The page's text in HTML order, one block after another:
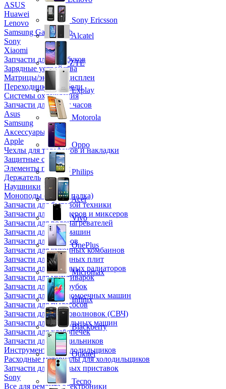
ASUS
Huawei
Lenovo
Samsung Galaxy Tab
Sony
Xiaomi
Запчасти для ноутбуков
Зарядные устройства
Матрицы/экраны/дисплеи
Переходники и кабели
Системы охлаждения
Запчасти для смарт часов
Asus
Samsung
Аксессуары
Apple
Чехлы для телефонов и накладки
Защитные стекла
Элементы питания
Держатель
Наушники
Моноподы (Селфи палка)
Запчасти для бытовой техники
Запчасти для блендеров и миксеров
Запчасти для водонагревателей
Запчасти для кофемашин
Запчасти для кулеров
Запчасти для кухонных комбаинов
Запчасти для кухонных плит
Запчасти для масляных радиаторов
Запчасти для мультиварок
Запчасти для мясорубок
Запчасти для посудомоечных машин
Запчасти для пылесосов
Запчасти для микроволновок (СВЧ)
Запчасти для стиральных машин
Запчасти для хлебопечек
Запчасти для холодильников
Инструмент для холодильщиков
Расходные материалы для холодильщиков
Запчасти для игровых приставок
Sony
Все для ремонта электроники
Sony Ericsson
Alcatel
ZTE
Explay
Motorola
Oppo
Philips
Acer
Vivo
OnePlus
Micromax
Infinix
Blackberry
Oukitel
Tecno